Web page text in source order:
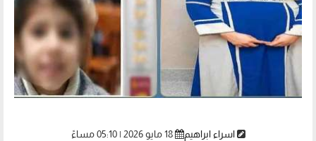
اسراء ابراهيم 18 مايو 2026 | 05:10 مساءً